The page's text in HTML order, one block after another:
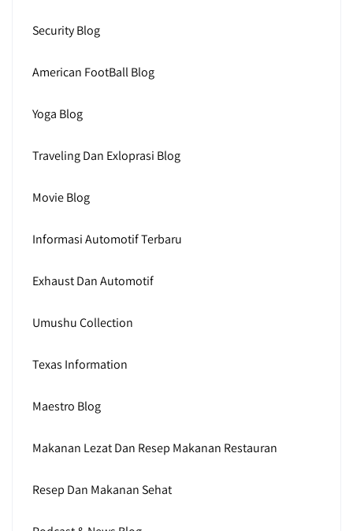
Security Blog
American FootBall Blog
Yoga Blog
Traveling Dan Exloprasi Blog
Movie Blog
Informasi Automotif Terbaru
Exhaust Dan Automotif
Umushu Collection
Texas Information
Maestro Blog
Makanan Lezat Dan Resep Makanan Restauran
Resep Dan Makanan Sehat